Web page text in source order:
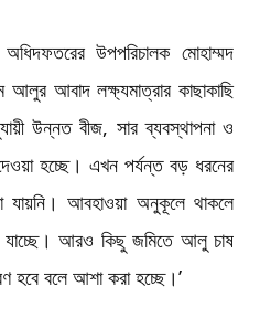
উপপরিচালক মোহাম্মদ
আলুর আবাদ লক্ষ্যমাত্রার কাছাকাছি
উন্নত বীজ, সার ব্যবস্থাপনা ও
হচ্ছে। এখন পর্যন্ত বড় ধরনের
যায়নি। আবহাওয়া অনুকূলে থাকলে
যাচ্ছে। আরও কিছু জমিতে আলু চাষ
হবে বলে আশা করা হচ্ছে।’